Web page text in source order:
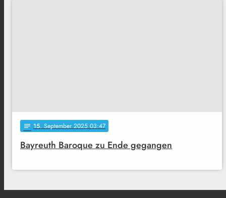
notes 15. September 2025 03:47
Bayreuth Baroque zu Ende gegangen